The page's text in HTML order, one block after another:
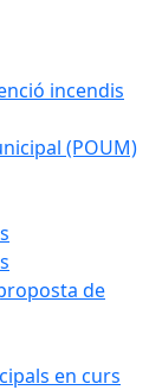
incendis
(POUM)
de
en curs